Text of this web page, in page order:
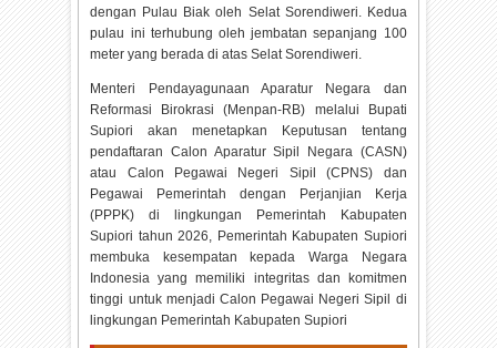
dengan Pulau Biak oleh Selat Sorendiweri. Kedua
pulau ini terhubung oleh jembatan sepanjang 100
meter yang berada di atas Selat Sorendiweri.
Menteri Pendayagunaan Aparatur Negara dan
Reformasi Birokrasi (Menpan-RB) melalui Bupati
Supiori akan menetapkan Keputusan tentang
pendaftaran Calon Aparatur Sipil Negara (CASN)
atau Calon Pegawai Negeri Sipil (CPNS) dan
Pegawai Pemerintah dengan Perjanjian Kerja
(PPPK) di lingkungan Pemerintah Kabupaten
Supiori tahun2026, Pemerintah Kabupaten Supiori
membuka kesempatan kepada Warga Negara
Indonesia yang memiliki integritas dan komitmen
tinggi untuk menjadi Calon Pegawai Negeri Sipil di
lingkungan Pemerintah Kabupaten Supiori